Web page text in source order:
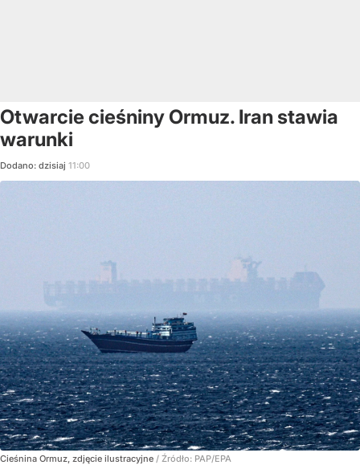
Otwarcie cieśniny Ormuz. Iran stawia
warunki
Dodano: dzisiaj 11:00
Cieśnina Ormuz, zdjęcie ilustracyjne / Źródło: PAP/EPA